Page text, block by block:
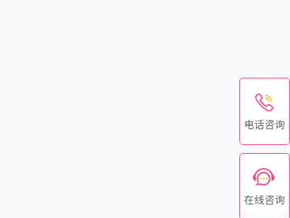
电话咨询
在线咨询